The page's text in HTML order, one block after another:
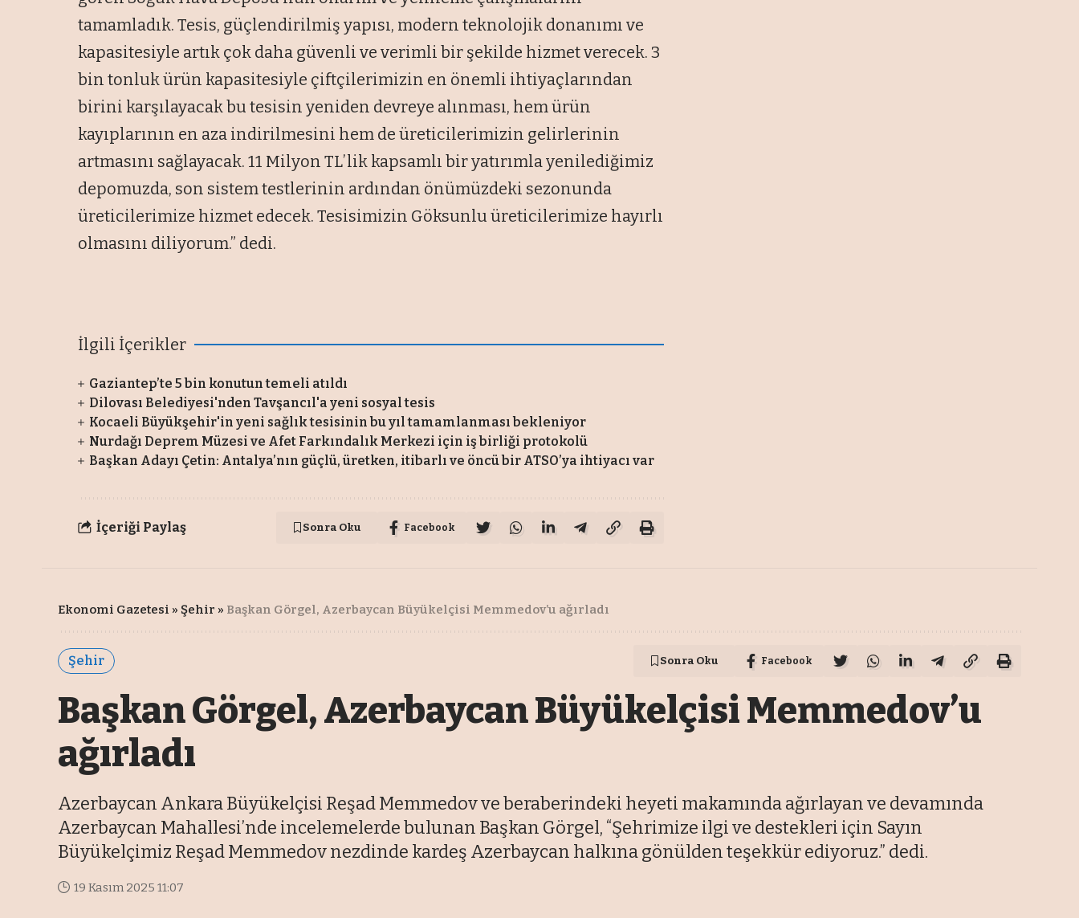
tamamladık. Tesis, güçlendirilmiş yapısı, modern teknolojik donanımı ve
kapasitesiyle artık çok daha güvenli ve verimli bir şekilde hizmet verecek. 3
bin tonluk ürün kapasitesiyle çiftçilerimizin en önemli ihtiyaçlarından
birini karşılayacak bu tesisin yeniden devreye alınması, hem ürün
kayıplarının en aza indirilmesini hem de üreticilerimizin gelirlerinin
artmasını sağlayacak. 11 Milyon TL’lik kapsamlı bir yatırımla yenilediğimiz
depomuzda, son sistem testlerinin ardından önümüzdeki sezonunda
üreticilerimize hizmet edecek. Tesisimizin Göksunlu üreticilerimize hayırlı
olmasını diliyorum.” dedi.
İlgili İçerikler
Gaziantep’te 5 bin konutun temeli atıldı
Dilovası Belediyesi'nden Tavşancıl'a yeni sosyal tesis
Kocaeli Büyükşehir'in yeni sağlık tesisinin bu yıl tamamlanması bekleniyor
Nurdağı Deprem Müzesi ve Afet Farkındalık Merkezi için iş birliği protokolü
Başkan Adayı Çetin: Antalya’nın güçlü, üretken, itibarlı ve öncü bir ATSO’ya ihtiyacı var
İçeriği Paylaş Sonra Oku Facebook
Ekonomi Gazetesi » Şehir » Başkan Görgel, Azerbaycan Büyükelçisi Memmedov’u ağırladı
Şehir Sonra Oku Facebook
Başkan Görgel, Azerbaycan Büyükelçisi Memmedov’u
ağırladı
Azerbaycan Ankara Büyükelçisi Reşad Memmedov ve beraberindeki heyeti makamında ağırlayan ve devamında
Azerbaycan Mahallesi’nde incelemelerde bulunan Başkan Görgel, “Şehrimize ilgi ve destekleri için Sayın
Büyükelçimiz Reşad Memmedov nezdinde kardeş Azerbaycan halkına gönülden teşekkür ediyoruz.” dedi.
19 Kasım 2025 11:07